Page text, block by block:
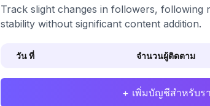
Track slight changes in followers, following
stability without significant content addition.
วัน ที่ จำนวนผู้ติดตาม
+ เพิ่มบัญชีสำหรับร